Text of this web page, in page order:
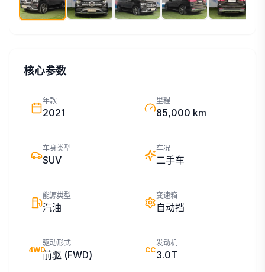
核心参数
年款
2021
里程
85,000 km
车身类型
SUV
车况
二手车
能源类型
汽油
变速箱
自动挡
4WD
驱动形式
前驱 (FWD) CC
发动机
3.0T